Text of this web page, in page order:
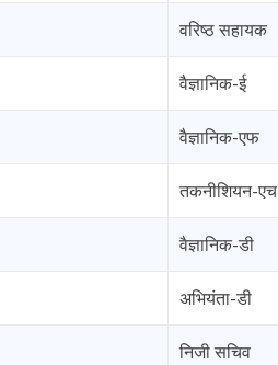
वरिष्ठ सहायक
वैज्ञानिक-ई
वैज्ञानिक-एफ
तकनीशियन-एच
वैज्ञानिक-डी
अभियंता-डी
निजी सचिव